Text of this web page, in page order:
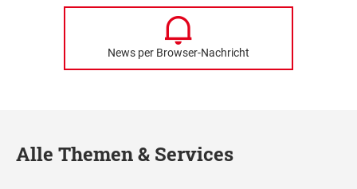
News per Browser-Nachricht
Alle Themen & Services